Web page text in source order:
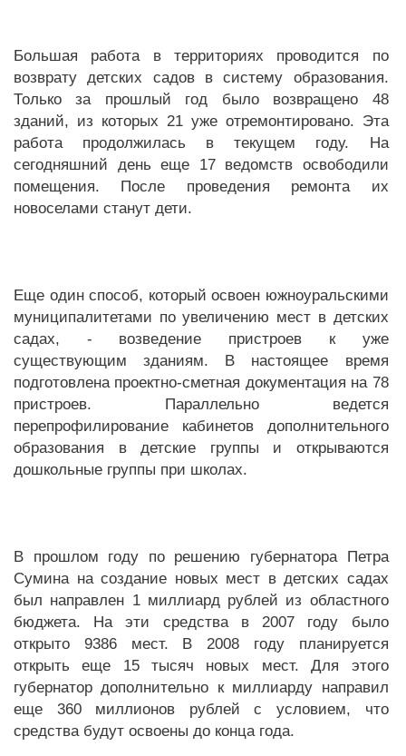
Большая работа в территориях проводится по
возврату детских садов в систему образования.
Только за прошлый год было возвращено 48
зданий, из которых 21 уже отремонтировано. Эта
работа продолжилась в текущем году. На
сегодняшний день еще 17 ведомств освободили
помещения. После проведения ремонта их
новоселами станут дети.
Еще один способ, который освоен южноуральскими
муниципалитетами по увеличению мест в детских
садах, - возведение пристроев к уже
существующим зданиям. В настоящее время
подготовлена проектно-сметная документация на 78
пристроев. Параллельно ведется
перепрофилирование кабинетов дополнительного
образования в детские группы и открываются
дошкольные группы при школах.
В прошлом году по решению губернатора Петра
Сумина на создание новых мест в детских садах
был направлен 1 миллиард рублей из областного
бюджета. На эти средства в 2007 году было
открыто 9386 мест. В 2008 году планируется
открыть еще 15 тысяч новых мест. Для этого
губернатор дополнительно к миллиарду направил
еще 360 миллионов рублей с условием, что
средства будут освоены до конца года.